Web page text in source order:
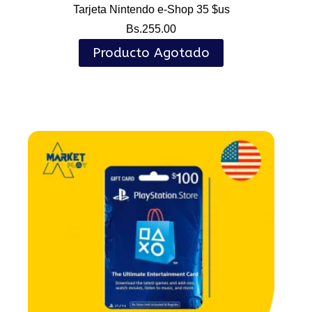
Tarjeta Nintendo e-Shop 35 $us
Bs.255.00
Producto Agotado